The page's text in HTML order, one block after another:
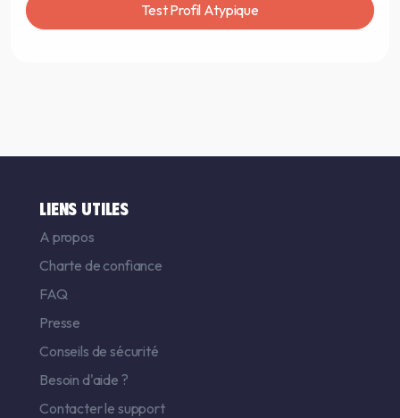
Test Profil Atypique
LIENS UTILES
A propos
Charte de confiance
FAQ
Presse
Conseils de sécurité
Besoin d'aide ?
Contacter le support